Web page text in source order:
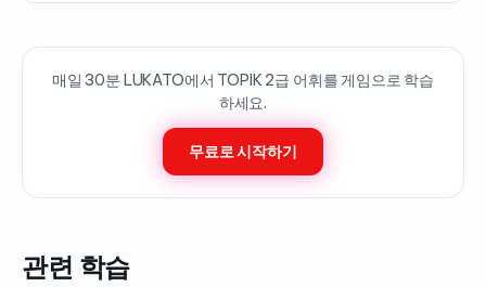
매일 30분 LUKATO에서 TOPIK2급 어휘를 게임으로 학습
하세요.
무료로 시작하기
관련 학습